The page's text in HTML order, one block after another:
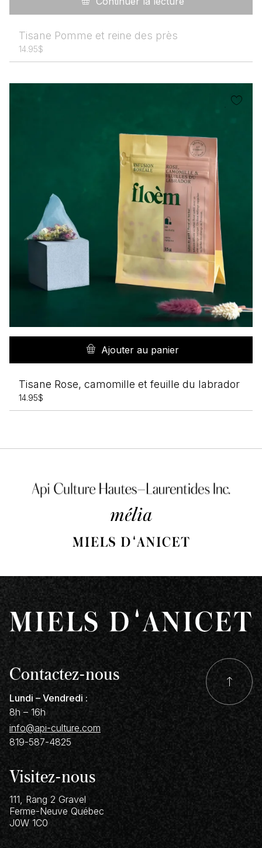
Tisane Pomme et reine des près
14.95$
Ajouter au panier
Tisane Rose, camomille et feuille du labrador
14.95$
Contactez-nous
Lundi – Vendredi :
8h – 16h
info@api-culture.com
819-587-4825
Visitez-nous
111, Rang 2 Gravel
Ferme-Neuve Québec
J0W 1C0